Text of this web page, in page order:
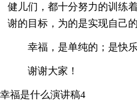
健儿们，都十分努力的训练
谢的目标，为的是实现自己
幸福，是单纯的；是快
谢谢大家！
幸福是什么演讲稿4